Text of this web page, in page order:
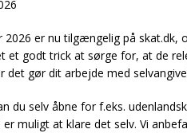
2026 er nu tilgængelig på skat.dk,
et godt trick at sørge for, at de
det gør dit arbejde med
du selv åbne for f.eks.
er muligt at klare det selv. Vi